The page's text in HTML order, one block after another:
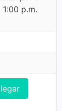
p.m.